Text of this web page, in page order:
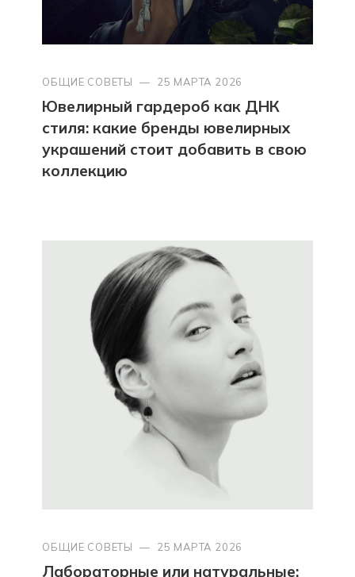
ОБЩИЕ СОВЕТЫ — 25 МАРТА 2026
Ювелирный гардероб как ДНК
стиля: какие бренды ювелирных
украшений стоит добавить в свою
коллекцию
ОБЩИЕ СОВЕТЫ — 25 МАРТА 2026
Лабораторные или натуральные: